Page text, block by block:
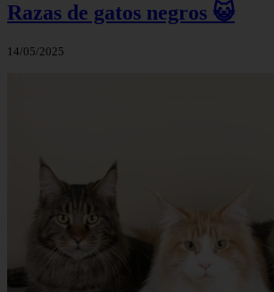
Razas de gatos negros 😺
14/05/2025